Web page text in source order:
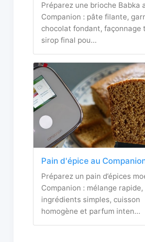
Préparez une brioche Babka
Companion : pâte filante,
chocolat fondant, façonnage
sirop final pou…
Pain d'épice au
Préparez un pain d’épices
Companion : mélange rapide,
ingrédients simples, cuisson
homogène et parfum inten…